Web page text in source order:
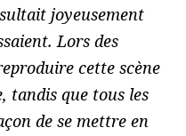
joyeusement
Lors des
cette scène
tandis que tous les
de se mettre en